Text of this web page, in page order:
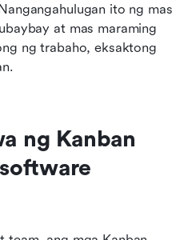
ito ng mas
at mas maraming
ng trabaho, eksaktong
ng Kanban